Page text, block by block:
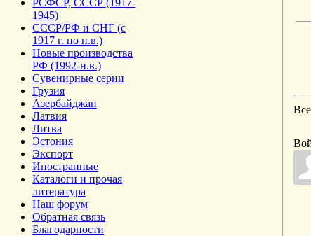
РСФСР, СССР (1917-
1945)
СССР/РФ и СНГ (с
1917 г. по н.в.)
Новые производства
РФ (1992-н.в.)
Сувенирные серии
Грузия
Азербайджан
Латвия
Литва
Эстония
Экспорт
Иностранные
Каталоги и прочая
литература
Наш форум
Обратная связь
Благодарности